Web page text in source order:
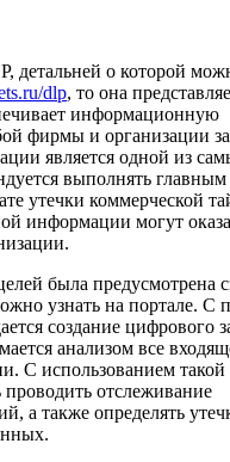
детальней о которой
dlp, то она
информационную
фирмы и организации
является одной из
выполнять главным
утечки коммерческой
информации могут
была предусмотрена
узнать на портале.
создание цифрового
анализом все
С использованием такой
проводить отслеживание
а также определять